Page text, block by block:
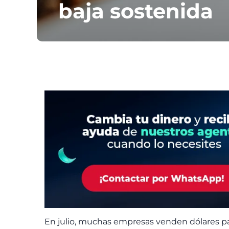
baja sostenida
En julio, muchas empresas venden dólares